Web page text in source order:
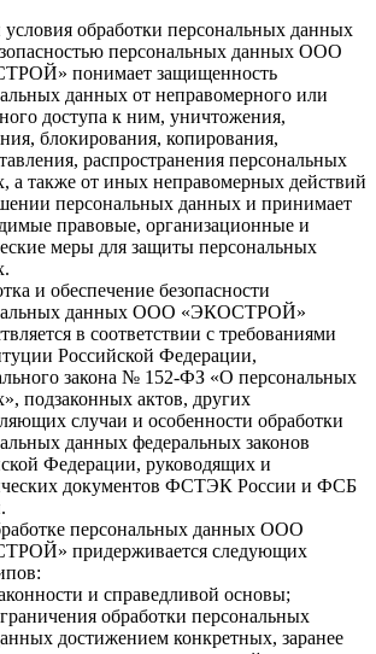
обработки персональных данных
персональных данных ООО
понимает защищенность
данных от неправомерного или
доступа к ним, уничтожения,
блокирования, копирования,
распространения персональных
а также от иных неправомерных действий
персональных данных и принимает
правовые, организационные и
меры для защиты персональных
и обеспечение безопасности
данных ООО «ЭКОСТРОЙ»
в соответствии с требованиями
Российской Федерации,
закона № 152-ФЗ «О персональных
подзаконных актов, других
случаи и особенности обработки
данных федеральных законов
Федерации, руководящих и
документов ФСТЭК России и ФСБ
персональных данных ООО
придерживается следующих
и справедливой основы;
обработки персональных
достижением конкретных, заранее